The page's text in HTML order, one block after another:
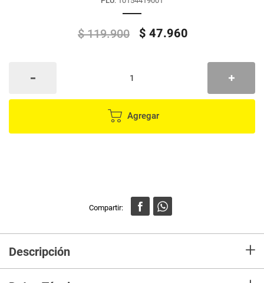
$ 119.900 $ 47.960
Agregar
Descripción +